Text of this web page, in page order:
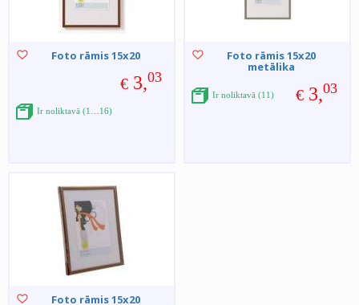
Foto rāmis 15x20
€ 3,03
Ir noliktavā (1…16)
Foto rāmis 15x20
metālika
€ 3,03
Ir noliktavā (11)
Foto rāmis 15x20